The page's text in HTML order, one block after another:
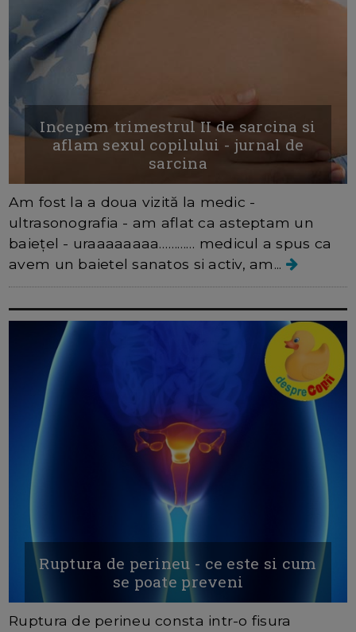
Incepem trimestrul II de sarcina si
aflam sexul copilului - jurnal de
sarcina
Am fost la a doua vizită la medic -
ultrasonografia - am aflat ca asteptam un
baiețel - uraaaaaaaa………… medicul a spus ca
avem un baietel sanatos si activ, am...
Ruptura de perineu - ce este si cum
se poate preveni
Ruptura de perineu consta intr-o fisura